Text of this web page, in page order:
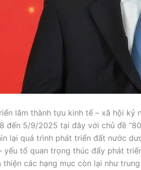
lãm thành tựu kinh tế – xã hội kỷ
đến 5/9/2025 tại đây với chủ đề
lại quá trình phát triển đất nước
yếu tố quan trọng thúc đẩy phát
thiện các hạng mục còn lại như